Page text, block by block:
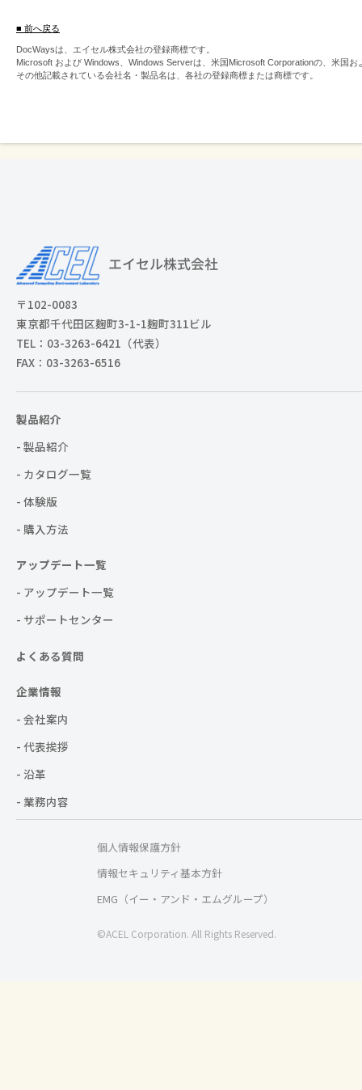
■ 前へ戻る
DocWaysは、エイセル株式会社の登録商標です。
Microsoft および Windows、Windows Serverは、米国Microsoft Corporationの、米国
その他記載されている会社名・製品名は、各社の登録商標または商標です。
〒102-0083
東京都千代田区麹町3-1-1麹町311ビル
TEL：03-3263-6421（代表）
FAX：03-3263-6516
製品紹介
- 製品紹介
- カタログ一覧
- 体験版
- 購入方法
アップデート一覧
- アップデート一覧
- サポートセンター
よくある質問
企業情報
- 会社案内
- 代表挨拶
- 沿革
- 業務内容
個人情報保護方針
情報セキュリティ基本方針
EMG（イー・アンド・エムグループ）